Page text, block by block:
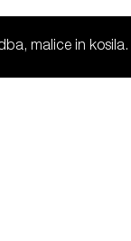
malice in kosila.